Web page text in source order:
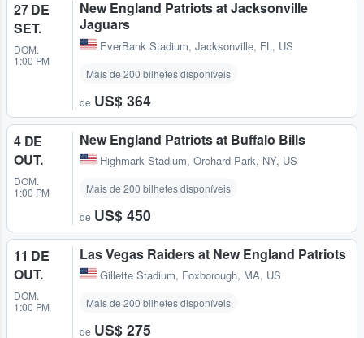
27 DE
SET.
DOM.
1:00 PM
New England Patriots at Jacksonville
Jaguars
EverBank Stadium, Jacksonville, FL, US
Mais de 200 bilhetes disponíveis
de US$ 364
4 DE
OUT.
DOM.
1:00 PM
New England Patriots at Buffalo Bills
Highmark Stadium, Orchard Park, NY, US
Mais de 200 bilhetes disponíveis
de US$ 450
11 DE
OUT.
DOM.
1:00 PM
Las Vegas Raiders at New England Patriots
Gillette Stadium, Foxborough, MA, US
Mais de 200 bilhetes disponíveis
de US$ 275